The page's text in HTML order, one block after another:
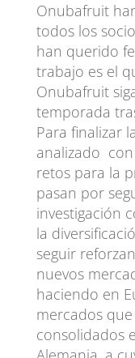
Onubafruit
todos los
han querido
trabajo es el
Onubafruit
temporada
Para finalizar
analizado con
retos para la
pasan por
investigación
la
seguir
nuevos
haciendo en
mercados
consolidados